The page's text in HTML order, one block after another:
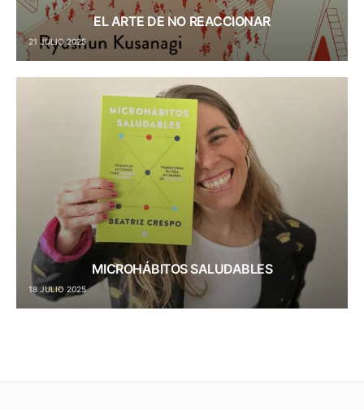
EL ARTE DE NO REACCIONAR
21 JULIO 2025
MICROHÁBITOS SALUDABLES
18 JULIO 2025